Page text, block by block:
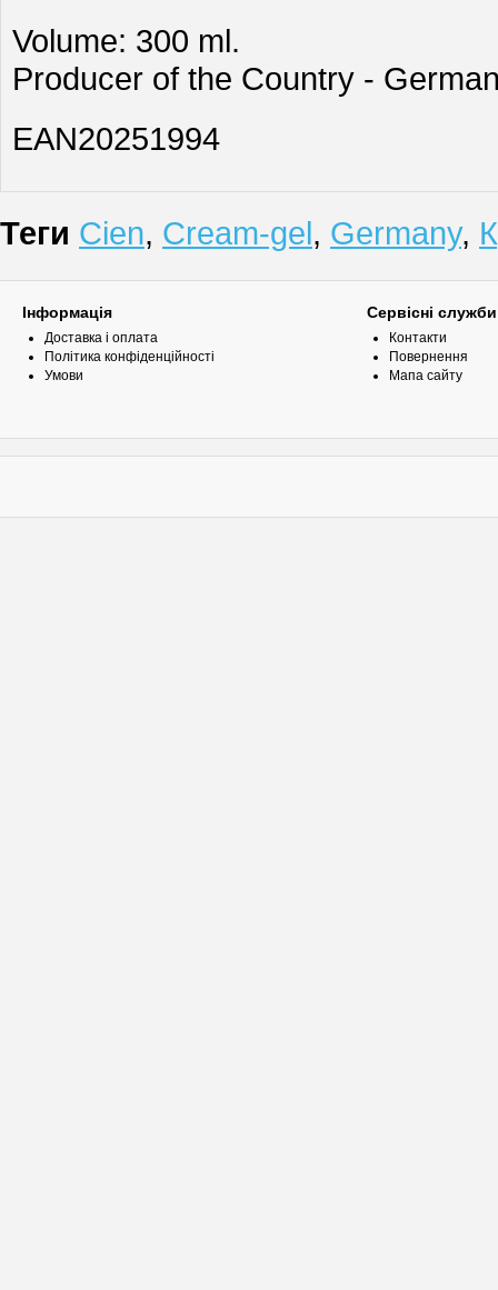
Volume: 300 ml.
Producer of the Country -
EAN20251994
Теги Cien, Cream-gel, Germany,
Інформація
Доставка і оплата
Політика конфіденційності
Умови
Сервісні служби
Контакти
Повернення
Мапа сайту